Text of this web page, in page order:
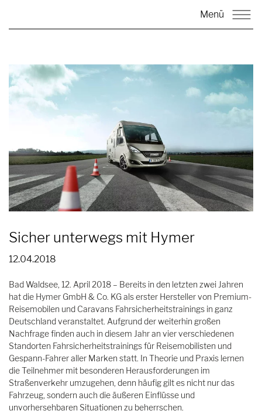
Menü
Sicher unterwegs mit Hymer
12.04.2018
Bad Waldsee, 12. April 2018 – Bereits in den letzten zwei Jahren
hat die Hymer GmbH & Co. KG als erster Hersteller von Premium-
Reisemobilen und Caravans Fahrsicherheitstrainings in ganz
Deutschland veranstaltet. Aufgrund der weiterhin großen
Nachfrage finden auch in diesem Jahr an vier verschiedenen
Standorten Fahrsicherheitstrainings für Reisemobilisten und
Gespann-Fahrer aller Marken statt. In Theorie und Praxis lernen
die Teilnehmer mit besonderen Herausforderungen im
Straßenverkehr umzugehen, denn häufig gilt es nicht nur das
Fahrzeug, sondern auch die äußeren Einflüsse und
unvorhersehbaren Situationen zu beherrschen.